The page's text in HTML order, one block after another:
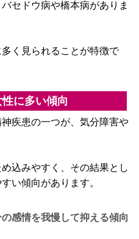
セドウ病や橋本病がありま
く見られることが特徴で
に多い傾向
疾患の一つが、気分障害や
込みやすく、その結果とし
い傾向があります。
感情を我慢して抑える傾向